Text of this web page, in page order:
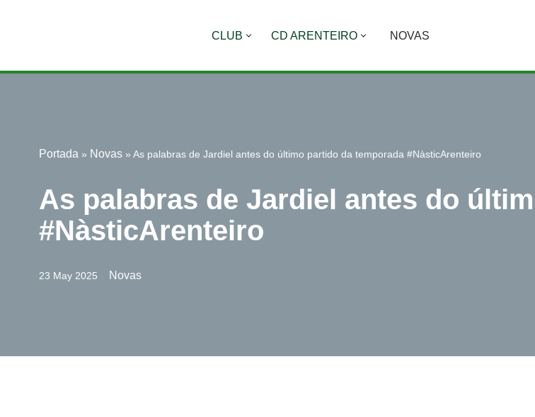
contenido
CLUB CD ARENTEIRO NOVAS
Portada » Novas » As palabras de Jardiel antes do último partido da temporada #NàsticArenteiro
As palabras de Jardiel antes do
#NàsticArenteiro
23 May 2025 Novas